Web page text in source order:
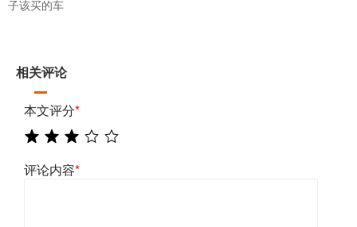
子该买的车
相关评论
本文评分*
评论内容*